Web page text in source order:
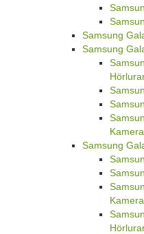
Samsung
Samsung
Samsung